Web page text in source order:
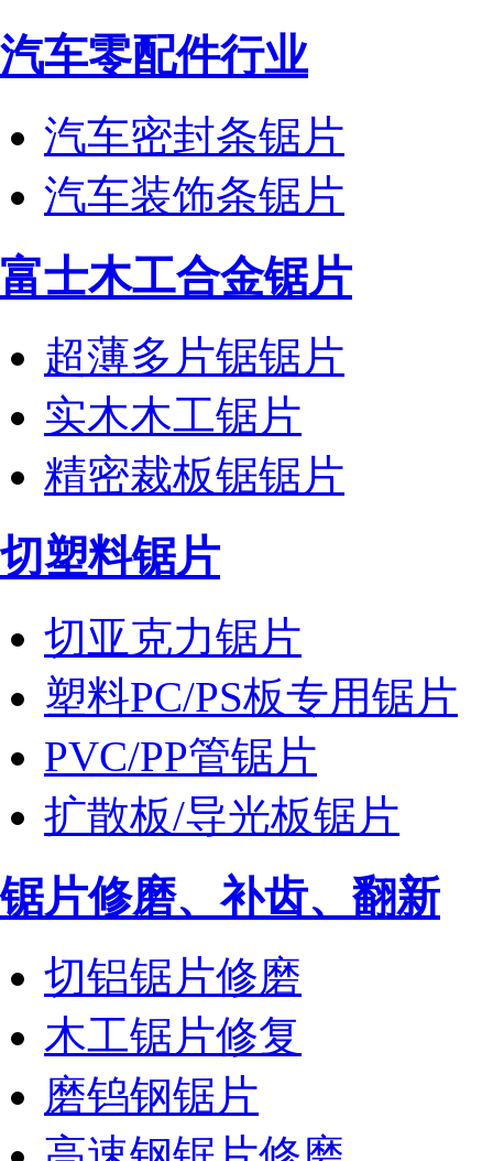
汽车零配件行业
汽车密封条锯片
汽车装饰条锯片
富士木工合金锯片
超薄多片锯锯片
实木木工锯片
精密裁板锯锯片
切塑料锯片
切亚克力锯片
塑料PC/PS板专用锯片
PVC/PP管锯片
扩散板/导光板锯片
锯片修磨、补齿、翻新
切铝锯片修磨
木工锯片修复
磨钨钢锯片